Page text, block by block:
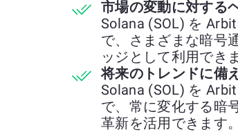
市場の変動に対する
Solana (SOL) を
で、さまざまな暗号
ッジとして利用でき
将来のトレンドに備
Solana (SOL) を
で、常に変化する暗
革新を活用できます。